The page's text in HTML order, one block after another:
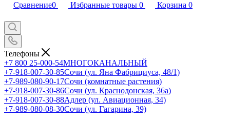
Сравнение0 Избранные товары 0 Корзина 0
Телефоны
+7 800 25-000-54МНОГОКАНАЛЬНЫЙ
+7-918-007-30-85Сочи (ул. Яна Фабрициуса, 48/1)
+7-989-080-90-17Сочи (комнатные растения)
+7-918-007-30-86Сочи (ул. Краснодонская, 36а)
+7-918-007-30-88Адлер (ул. Авиационная, 34)
+7-989-080-08-30Сочи (ул. Гагарина, 39)